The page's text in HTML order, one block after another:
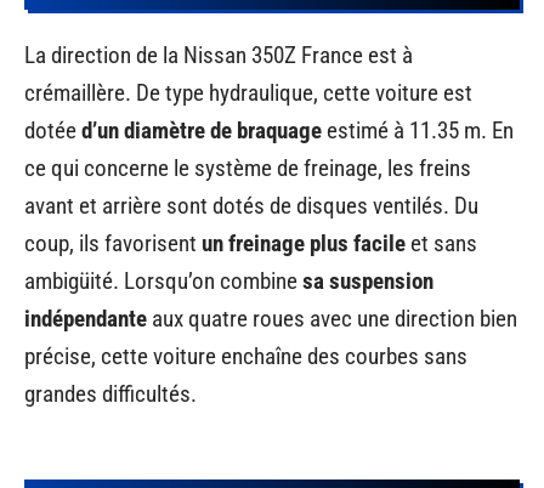
La direction de la Nissan 350Z France est à
crémaillère. De type hydraulique, cette voiture est
dotéed’un diamètre de braquage estimé à 11.35 m. En
ce qui concerne le système de freinage, les freins
avant et arrière sont dotés de disques ventilés. Du
coup, ils favorisent un freinage plus facile et sans
ambigüité. Lorsqu’on combinesa suspension
indépendante aux quatre roues avec une direction bien
précise, cette voiture enchaîne des courbes sans
grandes difficultés.